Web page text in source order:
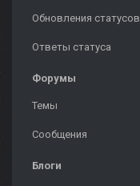
Обновления статусов
Ответы статуса
Форумы
Темы
Сообщения
Блоги